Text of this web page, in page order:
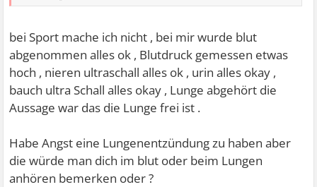
bei Sport mache ich nicht , bei mir wurde blut
abgenommen alles ok , Blutdruck gemessen etwas
hoch , nieren ultraschall alles ok , urin alles okay ,
bauch ultra Schall alles okay , Lunge abgehört die
Aussage war das die Lunge frei ist .
Habe Angst eine Lungenentzündung zu haben aber
die würde man dich im blut oder beim Lungen
anhören bemerken oder ?